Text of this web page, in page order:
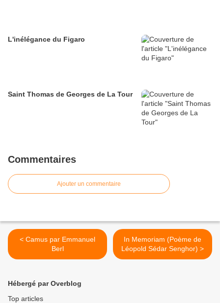
L'inélégance du Figaro
Saint Thomas de Georges de La Tour
Commentaires
Ajouter un commentaire
< Camus par Emmanuel
Berl
In Memoriam (Poème de
Léopold Sédar Senghor) >
Hébergé par Overblog
Top articles